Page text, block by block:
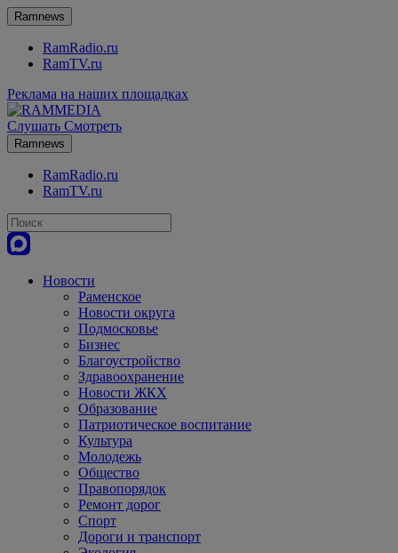
Ramnews
RamRadio.ru
RamTV.ru
Реклама на наших площадках
Слушать Смотреть
Ramnews
RamRadio.ru
RamTV.ru
Новости
Раменское
Новости округа
Подмосковье
Бизнес
Благоустройство
Здравоохранение
Новости ЖКХ
Образование
Патриотическое воспитание
Культура
Молодежь
Общество
Правопорядок
Ремонт дорог
Спорт
Дороги и транспорт